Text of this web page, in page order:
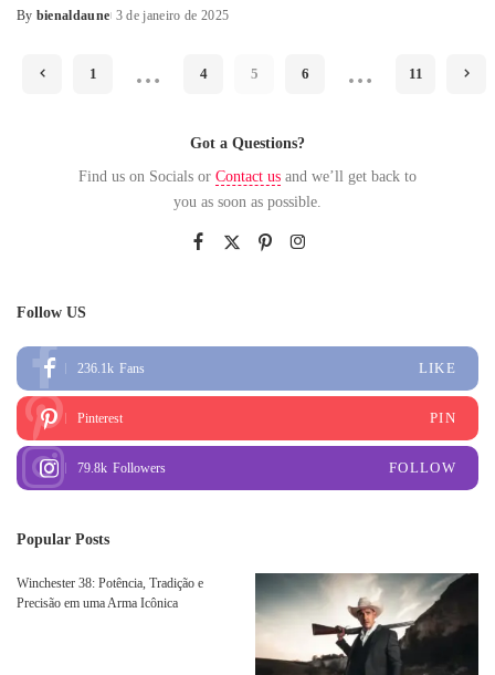
Posted
By bienaldaune 3 de janeiro de 2025
1 … 4 5 6 … 11
Got a Questions?
Find us on Socials or Contact us and we’ll get back to
you as soon as possible.
Follow US
236.1k Fans LIKE
Pinterest PIN
79.8k Followers FOLLOW
Popular Posts
Winchester 38: Potência, Tradição e
Precisão em uma Arma Icônica